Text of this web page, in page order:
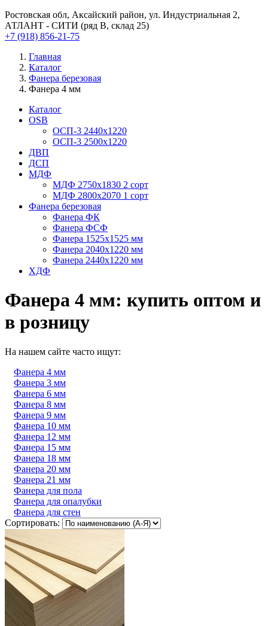
Ростовская обл, Аксайский район, ул. Индустриальная 2,
АТЛАНТ - СИТИ (ряд В, склад 25)
+7 (918) 856-21-75
Главная
Каталог
Фанера березовая
Фанера 4 мм
Каталог
OSB
ОСП-3 2440х1220
ОСП-3 2500х1220
ДВП
ДСП
МДФ
МДФ 2750х1830 2 сорт
МДФ 2800х2070 1 сорт
Фанера березовая
Фанера ФК
Фанера ФСФ
Фанера 1525х1525 мм
Фанера 2040х1220 мм
Фанера 2440х1220 мм
ХДФ
Фанера 4 мм: купить оптом и
в розницу
На нашем сайте часто ищут:
Фанера 4 мм
Фанера 3 мм
Фанера 6 мм
Фанера 8 мм
Фанера 9 мм
Фанера 10 мм
Фанера 12 мм
Фанера 15 мм
Фанера 18 мм
Фанера 20 мм
Фанера 21 мм
Фанера для пола
Фанера для опалубки
Фанера для стен
Сортировать: